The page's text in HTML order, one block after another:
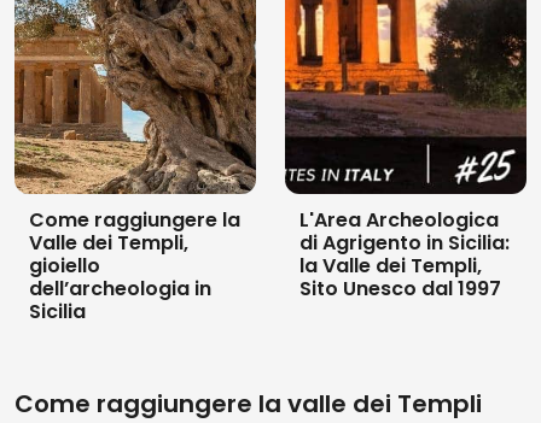
Valle dei Templi e Giardino della Kolymbethra:
Biglietto d'ingresso
La magnifica Valle dei Templi di Agrigento, ilsito
archeologico più grande al mondo, aspetta
soltanto di essere visitata. La chicca da non perdere è
il magicoGiardino della Kolymbethrae passeggiare
tra le sue rigogliose aree verdi: ti sembrerà di tornare
indietro nel tempo.
Valle dei Templi di Agrigento: Tour guidato al
tramonto
Questi panorami immortali che fanno “respirare”
Perché non approfittarne?
Come raggiungere la
Valle dei Templi,
gioiello
dell’archeologia in
Sicilia
L'Area Archeologica
di Agrigento in Sicilia:
la Valle dei Templi,
Sito Unesco dal 1997
Come raggiungere la valle dei Templi